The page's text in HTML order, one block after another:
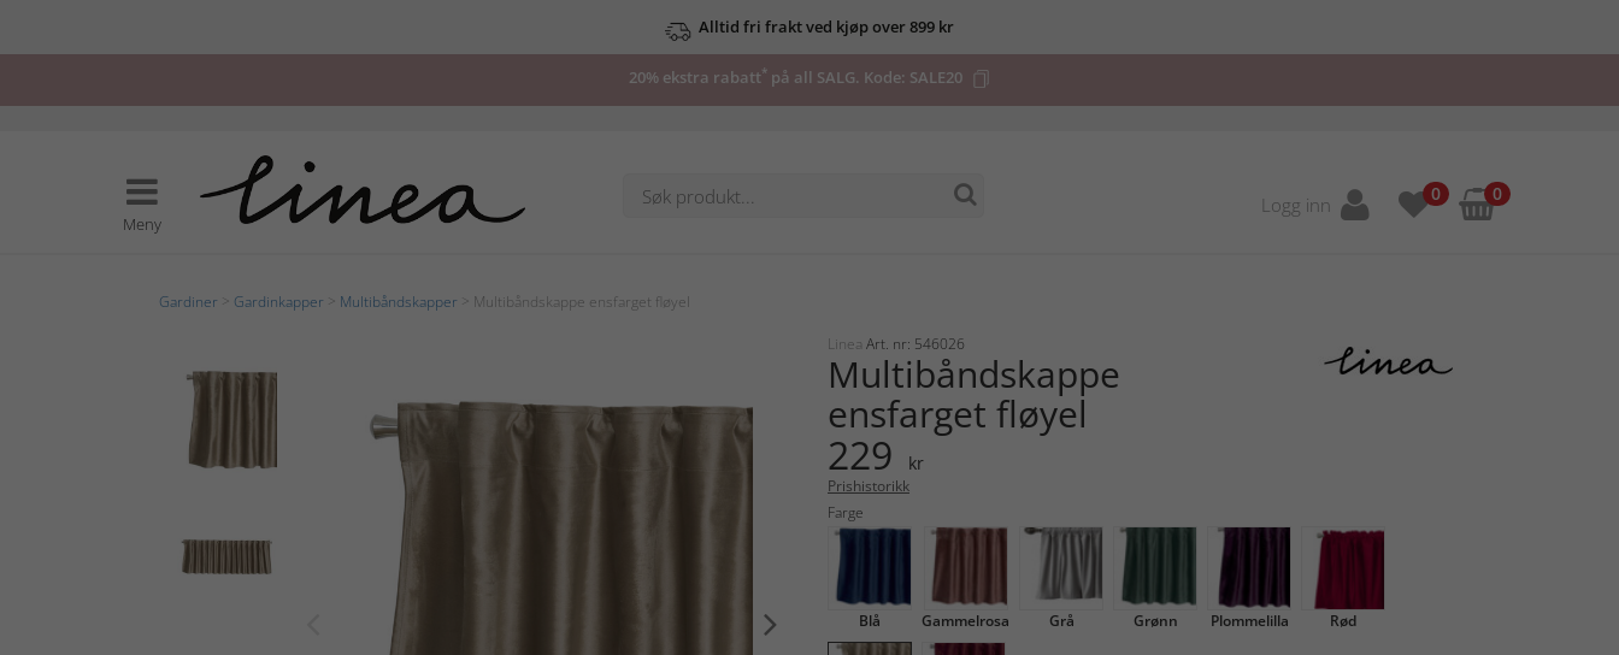
Alltid fri frakt ved kjøp over 899 kr
20% ekstra rabatt* på all SALG. Kode: SALE20
Meny
Logg inn 0 0
Gardiner Gardinkapper Multibåndskapper > Multibåndskappe ensfarget fløyel
Linea Art. nr: 546026
Multibåndskappe
ensfarget fløyel
229 kr
Prishistorikk
Farge
Blå Gammelrosa Grå Grønn Plommelilla Rød